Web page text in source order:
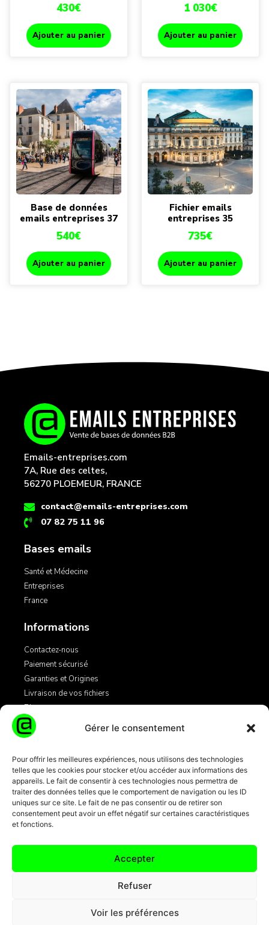
Gérer le consentement
Pour offrir les meilleures expériences, nous utilisons des technologies
telles que les cookies pour stocker et/ou accéder aux informations des
appareils. Le fait de consentir à ces technologies nous permettra de
traiter des données telles que le comportement de navigation ou les ID
uniques sur ce site. Le fait de ne pas consentir ou de retirer son
consentement peut avoir un effet négatif sur certaines caractéristiques
et fonctions.
Accepter
Refuser
Voir les préférences
430€
Ajouter au panier
1 030€
Ajouter au panier
Base de données
emails entreprises 37
540€
Ajouter au panier
Fichier emails
entreprises 35
735€
Ajouter au panier
Emails-entreprises.com
7A, Rue des celtes,
56270 PLOEMEUR, FRANCE
contact@emails-entreprises.com
07 82 75 11 96
Bases emails
Santé et Médecine
Entreprises
France
Informations
Contactez-nous
Paiement sécurisé
Garanties et Origines
Livraison de vos fichiers
Blog
Mentions Légales
Conditions Générales de Vente
Informations Cookies